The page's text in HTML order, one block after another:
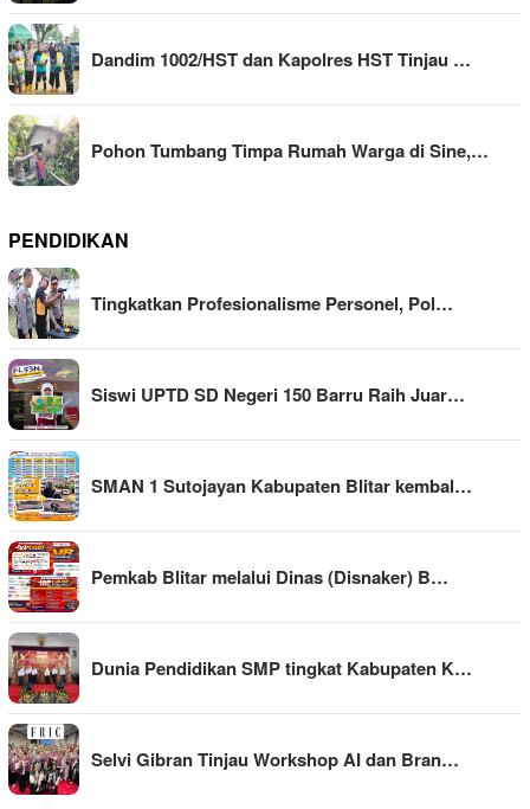
Dandim 1002/HST dan Kapolres HST Tinjau …
Pohon Tumbang Timpa Rumah Warga di Sine,…
PENDIDIKAN
Tingkatkan Profesionalisme Personel, Pol…
Siswi UPTD SD Negeri 150 Barru Raih Juar…
SMAN 1 Sutojayan Kabupaten Blitar kembal…
Pemkab Blitar melalui Dinas (Disnaker) B…
Dunia Pendidikan SMP tingkat Kabupaten K…
Selvi Gibran Tinjau Workshop AI dan Bran…